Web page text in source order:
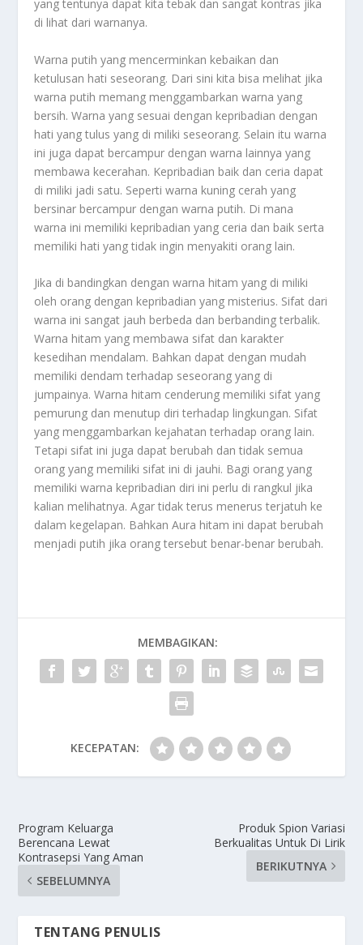
yang tentunya dapat kita tebak dan sangat kontras jika
di lihat dari warnanya.
Warna putih yang mencerminkan kebaikan dan
ketulusan hati seseorang. Dari sini kita bisa melihat jika
warna putih memang menggambarkan warna yang
bersih. Warna yang sesuai dengan kepribadian dengan
hati yang tulus yang di miliki seseorang. Selain itu warna
ini juga dapat bercampur dengan warna lainnya yang
membawa kecerahan. Kepribadian baik dan ceria dapat
di miliki jadi satu. Seperti warna kuning cerah yang
bersinar bercampur dengan warna putih. Di mana
warna ini memiliki kepribadian yang ceria dan baik serta
memiliki hati yang tidak ingin menyakiti orang lain.
Jika di bandingkan dengan warna hitam yang di miliki
oleh orang dengan kepribadian yang misterius. Sifat dari
warna ini sangat jauh berbeda dan berbanding terbalik.
Warna hitam yang membawa sifat dan karakter
kesedihan mendalam. Bahkan dapat dengan mudah
memiliki dendam terhadap seseorang yang di
jumpainya. Warna hitam cenderung memiliki sifat yang
pemurung dan menutup diri terhadap lingkungan. Sifat
yang menggambarkan kejahatan terhadap orang lain.
Tetapi sifat ini juga dapat berubah dan tidak semua
orang yang memiliki sifat ini di jauhi. Bagi orang yang
memiliki warna kepribadian diri ini perlu di rangkul jika
kalian melihatnya. Agar tidak terus menerus terjatuh ke
dalam kegelapan. BahkanAura hitam ini dapat berubah
menjadi putih jika orang tersebut benar-benar berubah.
MEMBAGIKAN:
KECEPATAN:
Program Keluarga
Berencana Lewat
Kontrasepsi Yang Aman
SEBELUMNYA
Produk Spion Variasi
Berkualitas Untuk Di Lirik
BERIKUTNYA
TENTANG PENULIS